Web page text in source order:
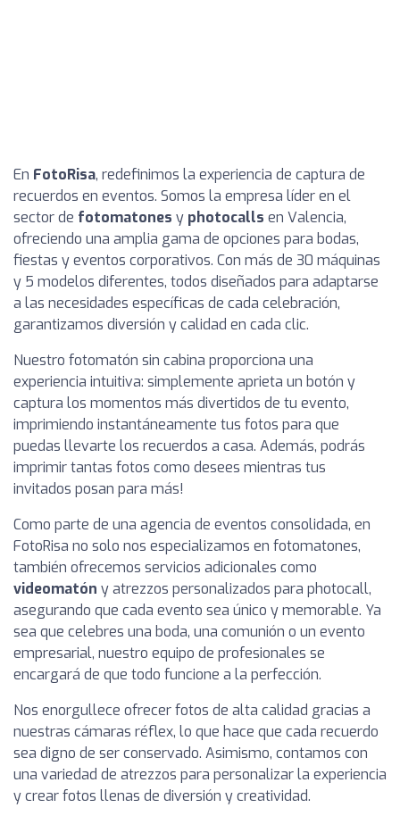
En FotoRisa, redefinimos la experiencia de captura de
recuerdos en eventos. Somos la empresa líder en el
sector de fotomatones y photocalls en Valencia,
ofreciendo una amplia gama de opciones para bodas,
fiestas y eventos corporativos. Con más de 30 máquinas
y 5 modelos diferentes, todos diseñados para adaptarse
a las necesidades específicas de cada celebración,
garantizamos diversión y calidad en cada clic.
Nuestro fotomatón sin cabina proporciona una
experiencia intuitiva: simplemente aprieta un botón y
captura los momentos más divertidos de tu evento,
imprimiendo instantáneamente tus fotos para que
puedas llevarte los recuerdos a casa. Además, podrás
imprimir tantas fotos como desees mientras tus
invitados posan para más!
Como parte de una agencia de eventos consolidada, en
FotoRisa no solo nos especializamos en fotomatones,
también ofrecemos servicios adicionales como
videomatón y atrezzos personalizados para photocall,
asegurando que cada evento sea único y memorable. Ya
sea que celebres una boda, una comunión o un evento
empresarial, nuestro equipo de profesionales se
encargará de que todo funcione a la perfección.
Nos enorgullece ofrecer fotos de alta calidad gracias a
nuestras cámaras réflex, lo que hace que cada recuerdo
sea digno de ser conservado. Asimismo, contamos con
una variedad de atrezzos para personalizar la experiencia
y crear fotos llenas de diversión y creatividad.